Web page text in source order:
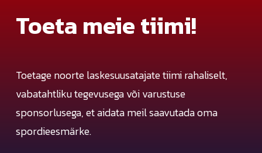
Toeta meietiimi!
Toetage noorte laskesuusatajate tiimi rahaliselt,
vabatahtliku tegevusega või varustuse
sponsorlusega, et aidata meil saavutada oma
spordieesmärke.